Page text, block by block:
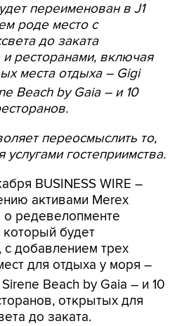
переименован в J1
роде место с
до заката
ресторанами, включая
места отдыха – Gigi
Beach by Gaia – и 10
переосмыслить то,
гостеприимства.
BUSINESS WIRE –
активами Merex
редевелопменте
который будет
с добавлением трех
для отдыха у моря –
Beach by Gaia – и 10
открытых для
до заката.